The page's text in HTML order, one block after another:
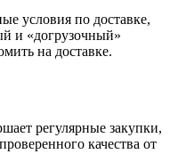
условия по доставке,
и «догрузочный»
на доставке.
регулярные закупки,
качества от